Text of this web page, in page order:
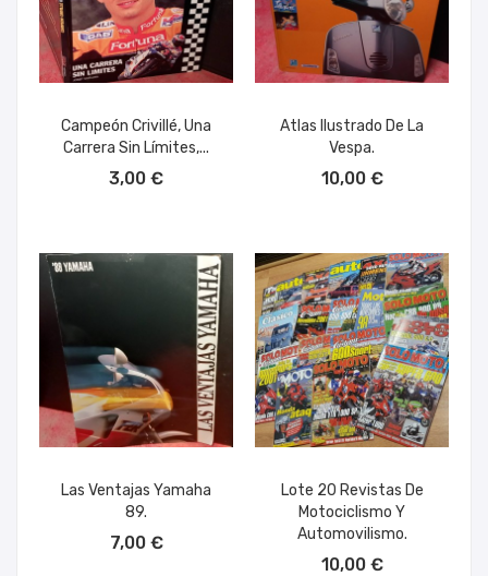
Campeón Crivillé, Una
Carrera Sin Límites,...
3,00 €
Atlas Ilustrado De La
Vespa.
10,00 €
Las Ventajas Yamaha
89.
7,00 €
Lote 20 Revistas De
Motociclismo Y
Automovilismo.
10,00 €